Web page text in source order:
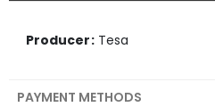
Producer:Tesa
PAYMENT METHODS